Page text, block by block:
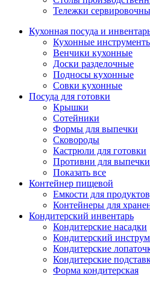
Тележки
Кухонная посуда и
Кухонные
Венчики кухонные
Доски разделочные
Подносы кухонные
Совки кухонные
Посуда для готовки
Крышки
Сотейники
Формы для выпечки
Сковороды
Кастрюли для готовки
Противни для выпечки
Показать все
Контейнер пищевой
Емкости для
Контейнеры для
Кондитерский инвентарь
Кондитерские насадки
Кондитерский
Кондитерские
Кондитерские
Форма кондитерская